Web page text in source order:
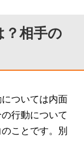
？相手の
ついては内面
行動について
ことです。別